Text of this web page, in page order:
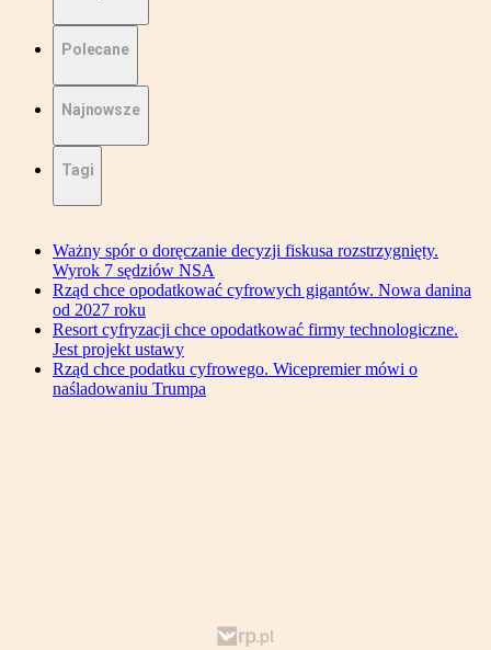
Polecane
Najnowsze
Tagi
Ważny spór o doręczanie decyzji fiskusa rozstrzygnięty.
Wyrok 7 sędziów NSA
Rząd chce opodatkować cyfrowych gigantów. Nowa danina
od 2027 roku
Resort cyfryzacji chce opodatkować firmy technologiczne.
Jest projekt ustawy
Rząd chce podatku cyfrowego. Wicepremier mówi o
naśladowaniu Trumpa